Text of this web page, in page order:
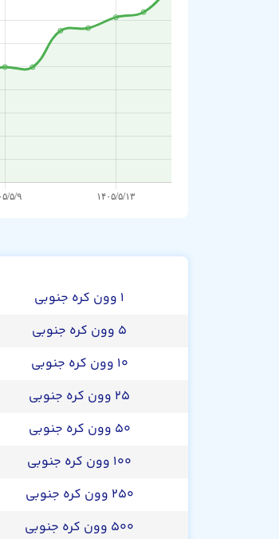
۱ وون کره جنوبی
۵ وون کره جنوبی
۱۰ وون کره جنوبی
۲۵ وون کره جنوبی
۵۰ وون کره جنوبی
۱۰۰ وون کره جنوبی
۲۵۰ وون کره جنوبی
۵۰۰ وون کره جنوبی